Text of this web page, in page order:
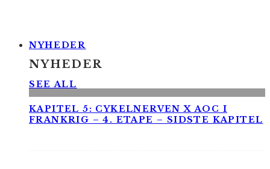
NYHEDER
NYHEDER
SEE ALL
KAPITEL 5: CYKELNERVEN X AOC I
FRANKRIG – 4. ETAPE – SIDSTE KAPITEL